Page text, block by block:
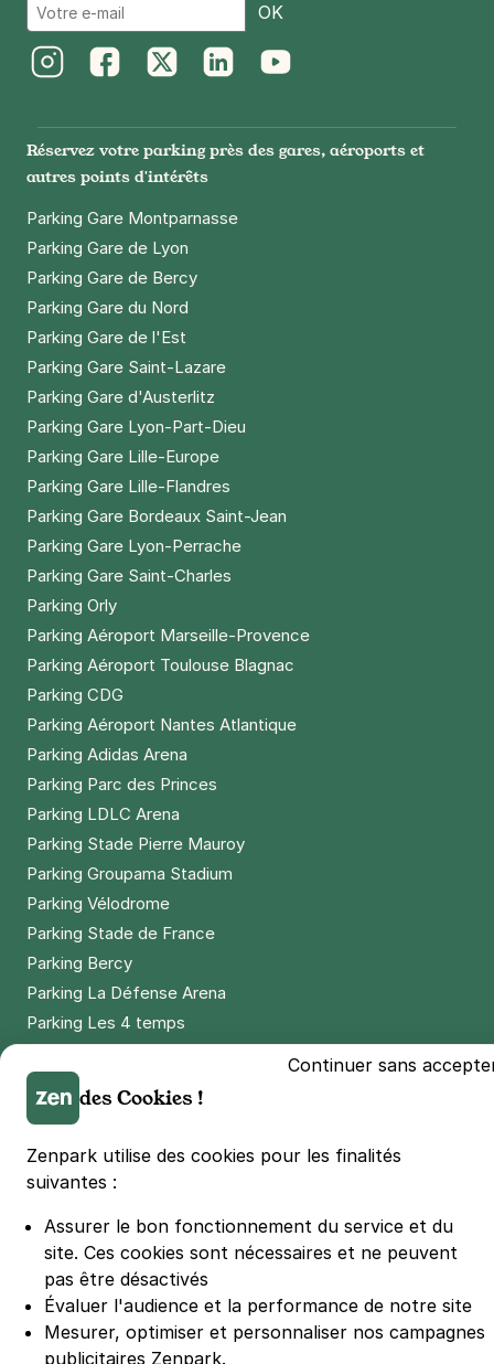
OK
Réservez votre parking près des gares, aéroports et
autres points d'intérêts
Parking Gare Montparnasse
Parking Gare de Lyon
Parking Gare de Bercy
Parking Gare du Nord
Parking Gare de l'Est
Parking Gare Saint-Lazare
Parking Gare d'Austerlitz
Parking Gare Lyon-Part-Dieu
Parking Gare Lille-Europe
Parking Gare Lille-Flandres
Parking Gare Bordeaux Saint-Jean
Parking Gare Lyon-Perrache
Parking Gare Saint-Charles
Parking Orly
Parking Aéroport Marseille-Provence
Parking Aéroport Toulouse Blagnac
Parking CDG
Parking Aéroport Nantes Atlantique
Parking Adidas Arena
Parking Parc des Princes
Parking LDLC Arena
Parking Stade Pierre Mauroy
Parking Groupama Stadium
Parking Vélodrome
Parking Stade de France
Parking Bercy
Parking La Défense Arena
Parking Les 4 temps
Parking Porte de Versailles
Parking Lille Grand Palais
Parking Casino Barrière Lille
🌍 Passer de 130 à 110 km/h sur autoroute réduit votre
consommation de 20%
#SeDéplacerMoinsPolluer
© Zenpark 2012 - 2026 - Tous droits réservés - Fabriqué avec soin à
Rennes et Paris
Continuer sans
des Cookies !
Zenpark utilise des cookies pour les finalités
suivantes :
Assurer le bon fonctionnement du service et du
site. Ces cookies sont nécessaires et ne peuvent
pas être désactivés
Évaluer l'audience et la performance de notre site
Mesurer, optimiser et personnaliser nos campagnes
publicitaires Zenpark.